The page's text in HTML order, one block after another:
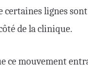
certaines lignes
de la clinique.
ce mouvement